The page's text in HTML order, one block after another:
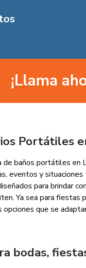
¡Llama
Portátiles
de baños portátiles en
eventos y
para brindar
Ya sea para fiestas
que se
bodas,